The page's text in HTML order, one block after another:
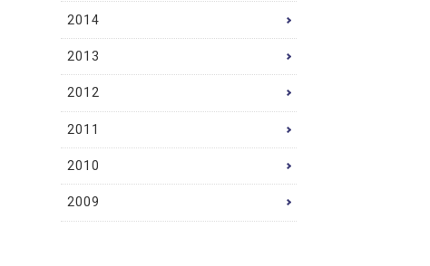
2014
2013
2012
2011
2010
2009